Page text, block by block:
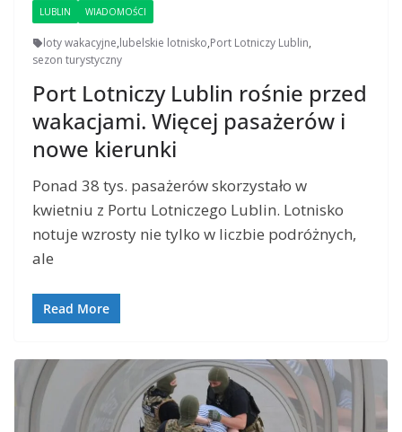
LUBLIN WIADOMOŚCI
loty wakacyjne,lubelskie lotnisko,Port Lotniczy Lublin,
sezon turystyczny
Port Lotniczy Lublin rośnie przed
wakacjami. Więcej pasażerów i
nowe kierunki
Ponad 38 tys. pasażerów skorzystało w
kwietniu z Portu Lotniczego Lublin. Lotnisko
notuje wzrosty nie tylko w liczbie podróżnych,
ale
Read More